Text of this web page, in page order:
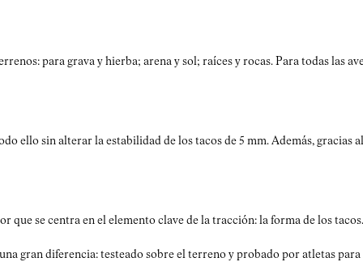
para grava y hierba; arena y sol; raíces y rocas. Para todas las
ello sin alterar la estabilidad de los tacos de 5 mm. Además,
se centra en el elemento clave de la tracción: la forma de los
gran diferencia: testeado sobre el terreno y probado por atletas para